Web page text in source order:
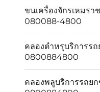
ขนเครื่องจักรเหมร
080088-4800
คลองตำหรุบริการร
0800884800
คลองพลูบริการรถย